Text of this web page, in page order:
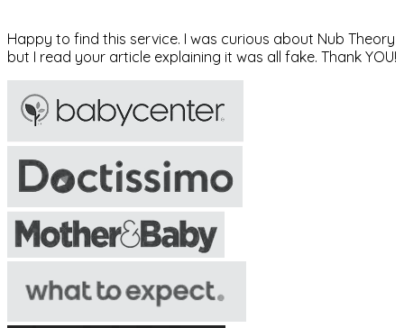
Happy to find this service. I was curious about Nub Theory
but I read your article explaining it was all fake. Thank YOU!